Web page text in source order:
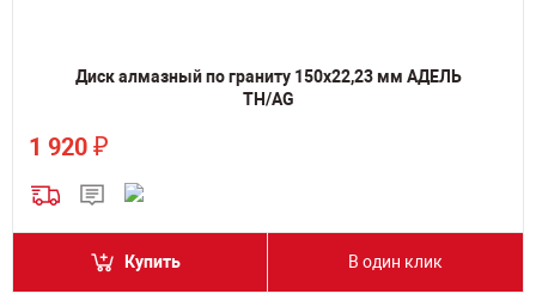
Диск алмазный по граниту 150х22,23 мм АДЕЛЬ
TH/AG
1 920 ₽
Купить В один клик